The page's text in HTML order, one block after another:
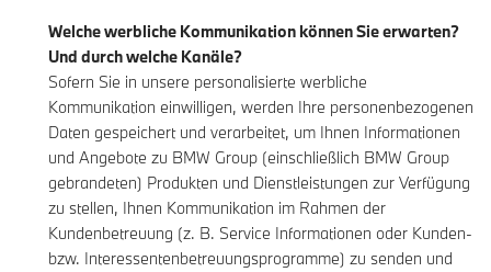
Welche werbliche Kommunikation können Sie erwarten?
Und durch welche Kanäle?
Sofern Sie in unsere personalisierte werbliche
Kommunikation einwilligen, werden Ihre personenbezogenen
Daten gespeichert und verarbeitet, um Ihnen Informationen
und Angebote zu BMW Group (einschließlich BMW Group
gebrandeten) Produkten und Dienstleistungen zur Verfügung
zu stellen, Ihnen Kommunikation im Rahmen der
Kundenbetreuung (z. B. Service Informationen oder Kunden-
bzw. Interessentenbetreuungsprogramme) zu senden und